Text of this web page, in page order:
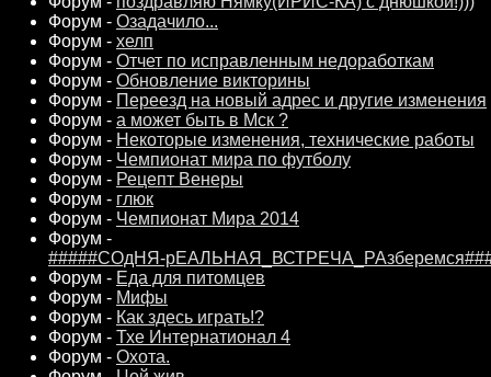
Форум - Озадачило...
Форум - хелп
Форум - Отчет по исправленным недоработкам
Форум - Обновление викторины
Форум - Переезд на новый адрес и другие изменения
Форум - а может быть в Мск ?
Форум - Некоторые изменения, технические работы
Форум - Чемпионат мира по футболу
Форум - Рецепт Венеры
Форум - глюк
Форум - Чемпионат Мира 2014
Форум -
#####СОдНЯ-
Форум - Еда для питомцев
Форум - Мифы
Форум - Как здесь играть!?
Форум - Тхе Интернатионал 4
Форум - Охота.